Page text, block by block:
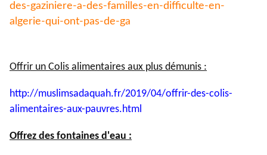
des-gaziniere-a-des-familles-en-difficulte-en-
algerie-qui-ont-pas-de-ga
Offrir un Colis alimentaires aux plus démunis :
http://muslimsadaquah.fr/2019/04/offrir-des-colis-
alimentaires-aux-pauvres.html
Offrez des fontaines d'eau :